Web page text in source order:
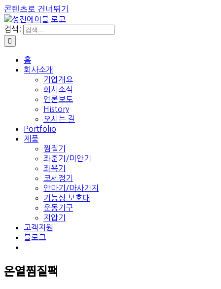
콘텐츠로 건너뛰기
검색:
홈
회사소개
기업개요
회사소식
언론보도
History
오시는 길
Portfolio
제품
찜질기
좌훈기/미안기
좌욕기
코세정기
안마기/마사기지
기능성 보호대
운동기구
지압기
고객지원
블로그
온열찜질팩